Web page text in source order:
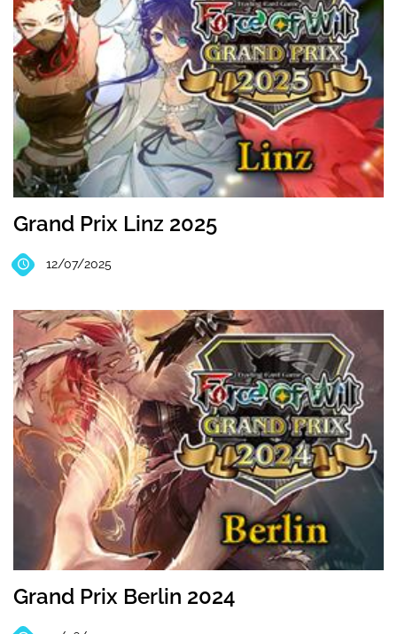
Grand Prix Linz 2025
12/07/2025
Grand Prix Berlin 2024